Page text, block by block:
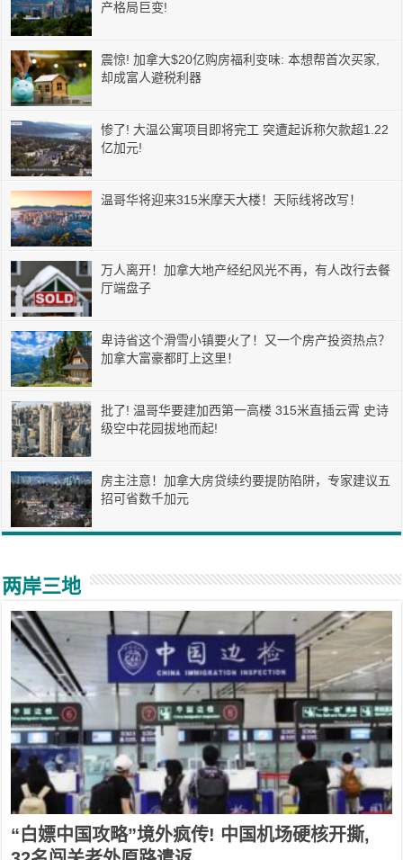
产格局巨变!
震惊! 加拿大$20亿购房福利变味: 本想帮首次买家,
却成富人避税利器
惨了! 大温公寓项目即将完工 突遭起诉称欠款超1.22
亿加元!
温哥华将迎来315米摩天大楼！天际线将改写！
万人离开！加拿大地产经纪风光不再，有人改行去餐
厅端盘子
卑诗省这个滑雪小镇要火了！又一个房产投资热点？
加拿大富豪都盯上这里！
批了! 温哥华要建加西第一高楼 315米直插云霄 史诗
级空中花园拔地而起!
房主注意！加拿大房贷续约要提防陷阱，专家建议五
招可省数千加元
两岸三地
“白嫖中国攻略”境外疯传! 中国机场硬核开撕,